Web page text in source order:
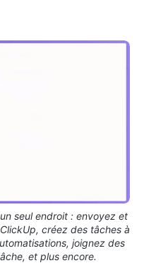
seul endroit : envoyez et
créez des tâches à
joignez des
et plus encore.